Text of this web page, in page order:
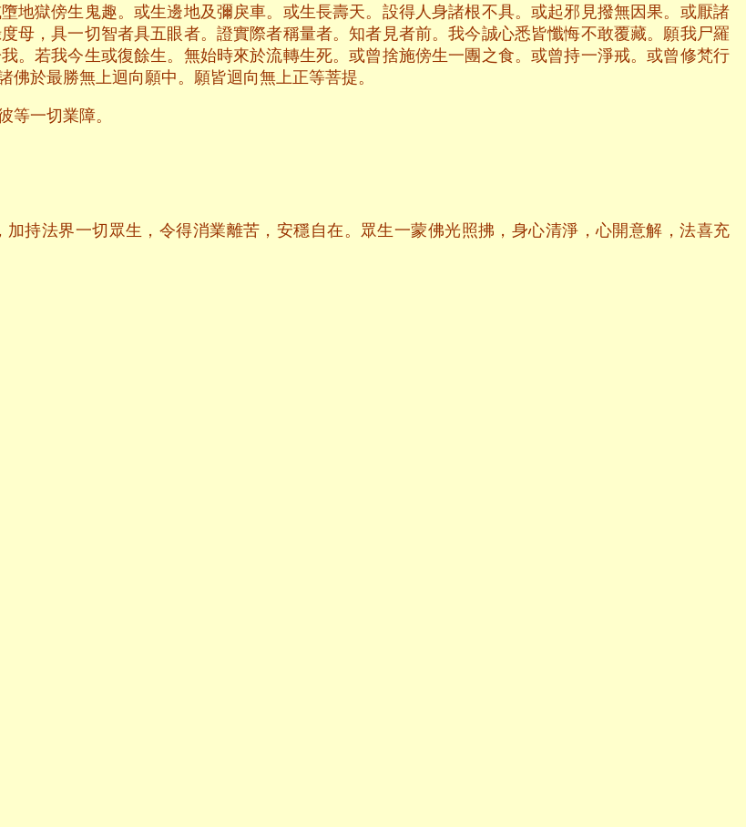
地獄傍生鬼趣。或生邊地及彌戾車。或生長壽天。設得人身諸根不具。或起邪見撥無因果。或厭諸
母，具一切智者具五眼者。證實際者稱量者。知者見者前。我今誠心悉皆懺悔不敢覆藏。願我尸羅
。若我今生或復餘生。無始時來於流轉生死。或曾捨施傍生一團之食。或曾持一淨戒。或曾修梵行
於最勝無上迴向願中。願皆迴向無上正等菩提。
等一切業障。
持法界一切眾生，令得消業離苦，安穩自在。眾生一蒙佛光照拂，身心清淨，心開意解，法喜充